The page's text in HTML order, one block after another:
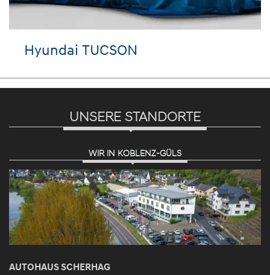
VW Polo
UNSERE STANDORTE
WIR IN KOBLENZ-GÜLS
AUTOHAUS SCHERHAG